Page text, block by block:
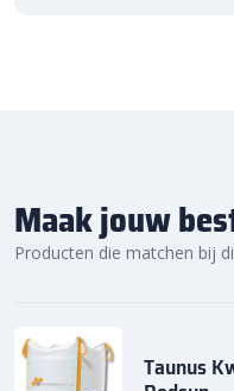
Maak jouw
Producten die matchen bij
Taunus